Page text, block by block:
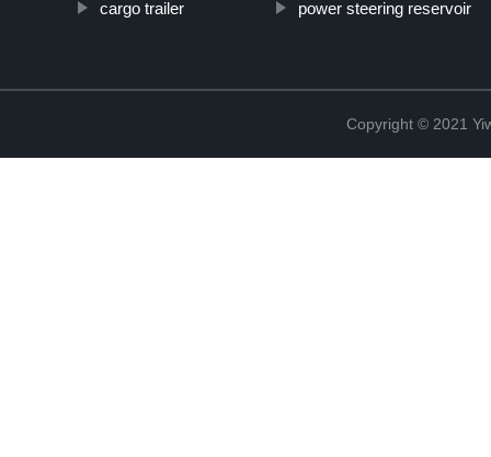
cargo trailer power steering reservoir
Copyright © 2021